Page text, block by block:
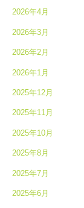
2026年4月
2026年3月
2026年2月
2026年1月
2025年12月
2025年11月
2025年10月
2025年8月
2025年7月
2025年6月